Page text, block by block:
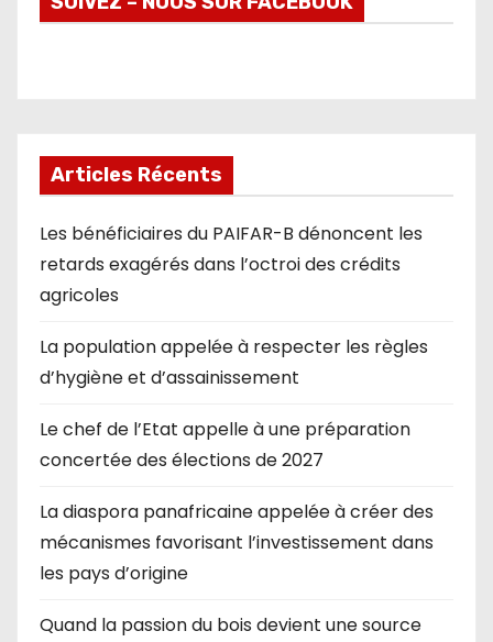
Articles Récents
Les bénéficiaires du PAIFAR-B dénoncent les
retards exagérés dans l’octroi des crédits
agricoles
La population appelée à respecter les règles
d’hygiène et d’assainissement
Le chef de l’Etat appelle à une préparation
concertée des élections de 2027
La diaspora panafricaine appelée à créer des
mécanismes favorisant l’investissement dans
les pays d’origine
Quand la passion du bois devient une source